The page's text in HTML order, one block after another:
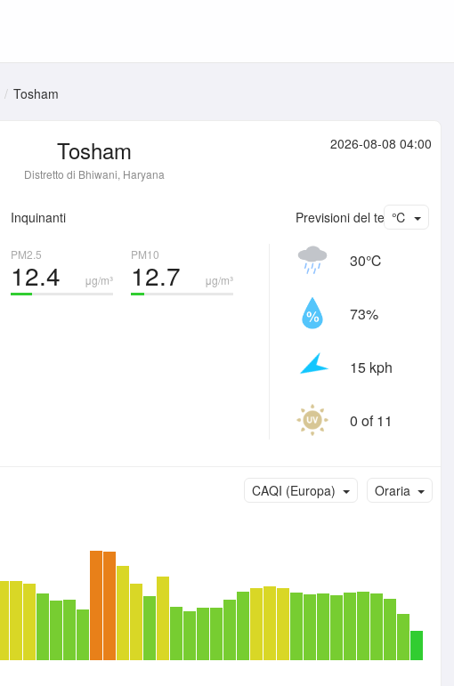
Tosham
Tosham
Distretto di Bhiwani, Haryana
2026-08-08 04:00
Inquinanti
PM2.5
μg/m³
12.4
PM10
μg/m³
12.7
Previsioni del tempo
℃
30℃
73%
15 kph
0 of 11
Oraria
CAQI (Europa)